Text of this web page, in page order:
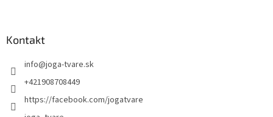
Kontakt
info@joga-tvare.sk
+421908708449
https://facebook.com/jogatvare